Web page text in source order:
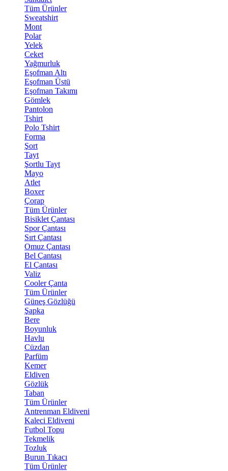
Tüm Ürünler
Sweatshirt
Mont
Polar
Yelek
Ceket
Yağmurluk
Eşofman Altı
Eşofman Üstü
Eşofman Takımı
Gömlek
Pantolon
Tshirt
Polo Tshirt
Forma
Şort
Tayt
Şortlu Tayt
Mayo
Atlet
Boxer
Çorap
Tüm Ürünler
Bisiklet Çantası
Spor Çantası
Sırt Çantası
Omuz Çantası
Bel Çantası
El Çantası
Valiz
Cooler Çanta
Tüm Ürünler
Güneş Gözlüğü
Şapka
Bere
Boyunluk
Havlu
Cüzdan
Parfüm
Kemer
Eldiven
Gözlük
Taban
Tüm Ürünler
Antrenman Eldiveni
Kaleci Eldiveni
Futbol Topu
Tekmelik
Tozluk
Burun Tıkacı
Tüm Ürünler